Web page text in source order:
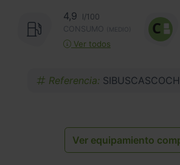
4,9
l/100
CONSUMO
(MEDIO)
Ver todos
Referencia:
Ver equipamiento